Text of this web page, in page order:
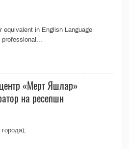
equivalent in English Language
professional...
«Мерт Яшлар»
на ресепшн